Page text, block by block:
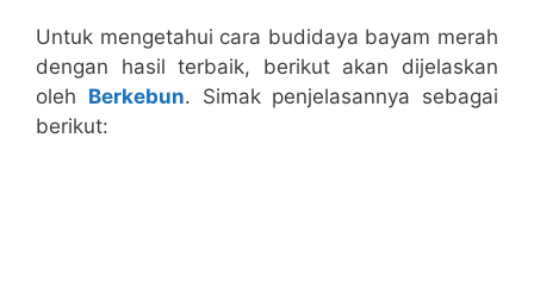
Untuk mengetahui cara budidaya bayam merah
dengan hasil terbaik, berikut akan dijelaskan
oleh Berkebun. Simak penjelasannya sebagai
berikut: